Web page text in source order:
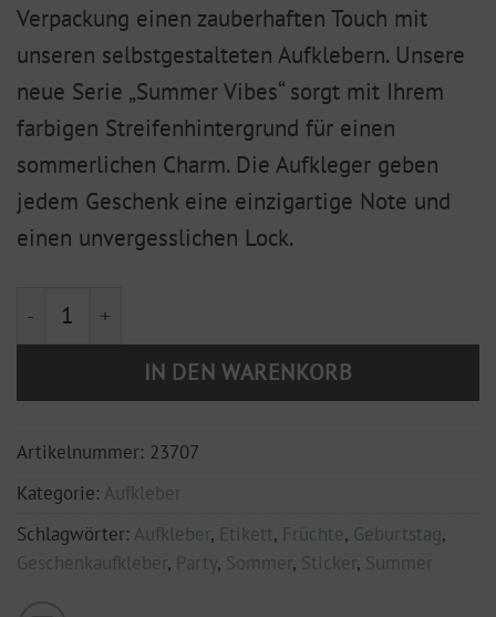
Verpackung einen zauberhaften Touch mit
unseren selbstgestalteten Aufklebern. Unsere
neue Serie „Summer Vibes“ sorgt mit Ihrem
farbigen Streifenhintergrund für einen
sommerlichen Charm. Die Aufkleger geben
jedem Geschenk eine einzigartige Note und
einen unvergesslichen Lock.
Früchte "Summer Vibes" Orange 5er Set Menge
IN DEN WARENKORB
Artikelnummer: 23707
Kategorie: Aufkleber
Schlagwörter: Aufkleber, Etikett, Früchte, Geburtstag,
Geschenkaufkleber, Party, Sommer, Sticker, Summer